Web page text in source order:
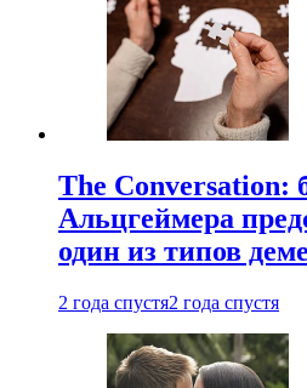
The Conversation:
Альцгеймера
один из типов
2 года спустя2 года спустя